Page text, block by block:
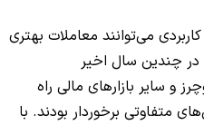
می‌توانند معاملات بهتری
در چندین سال اخیر
و سایر بازارهای مالی راه
متفاوتی برخوردار بودند. با